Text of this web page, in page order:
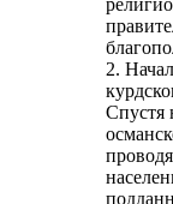
2.
Спустя